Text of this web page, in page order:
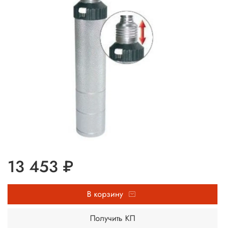
13 453 ₽
В корзину
Получить КП